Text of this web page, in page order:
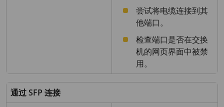
尝试将电缆连接到其
他端口。
检查端口是否在交换
机的网页界面中被禁
用。
通过 SFP 连接